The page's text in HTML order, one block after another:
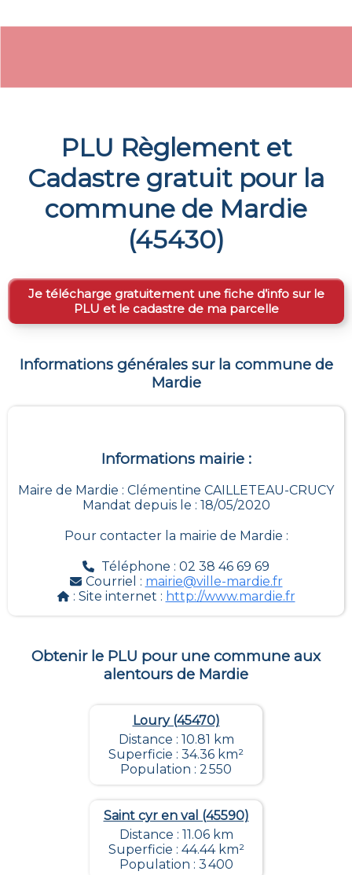
PLU Règlement et
Cadastre gratuit pour la
commune de Mardie
(45430)
Je télécharge gratuitement une fiche d’info sur le
PLU et le cadastre de ma parcelle
Informations générales sur la commune de
Mardie
Informations mairie :
Maire de Mardie : Clémentine CAILLETEAU-CRUCY
Mandat depuis le : 18/05/2020
Pour contacter la mairie de Mardie :
Téléphone : 02 38 46 69 69
Courriel : mairie@ville-mardie.fr
: Site internet : http://www.mardie.fr
Obtenir le PLU pour une commune aux
alentours de Mardie
Loury (45470)
Distance : 10.81 km
Superficie : 34.36 km²
Population : 2 550
Saint cyr en val (45590)
Distance : 11.06 km
Superficie : 44.44 km²
Population : 3 400